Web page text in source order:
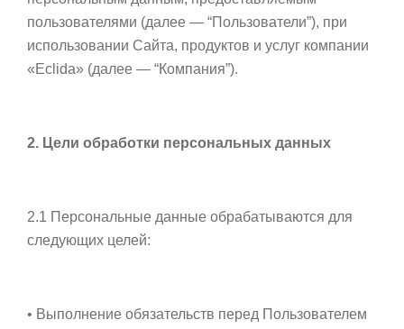
пользователями (далее — “Пользователи”), при
использовании Сайта, продуктов и услуг компании
«Eclida» (далее — “Компания”).
2. Цели обработки персональных данных
2.1 Персональные данные обрабатываются для
следующих целей:
• Выполнение обязательств перед Пользователем